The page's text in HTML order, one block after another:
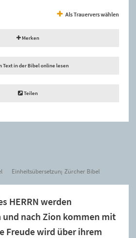
Als Trauervers wählen
Merken
Text in der Bibel online lesen
Teilen
Einheitsübersetzung Zürcher Bibel
HERRN werden
nach Zion kommen mit
Freude wird über ihrem